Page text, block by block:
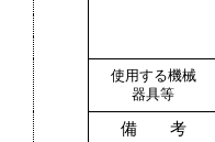
使用する機械
器具等
備 考